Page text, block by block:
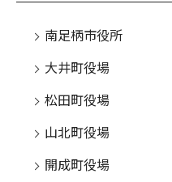
南足柄市役所
大井町役場
松田町役場
山北町役場
開成町役場